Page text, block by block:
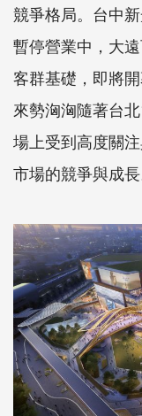
競爭格局。台中
暫停營業中，大
客群基礎，即將
來勢洶洶隨著台
場上受到高度關
市場的競爭與成長